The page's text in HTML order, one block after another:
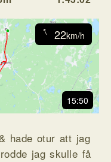
22km/h
↓
15:50
hade otur att jag
jag skulle få